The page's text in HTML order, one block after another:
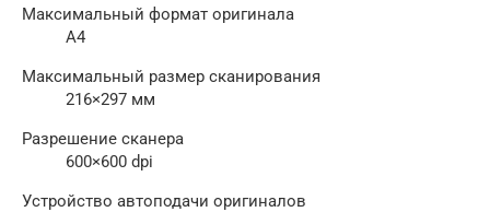
Максимальный формат оригинала
A4
Максимальный размер сканирования
216×297 мм
Разрешение сканера
600×600 dpi
Устройство автоподачи оригиналов